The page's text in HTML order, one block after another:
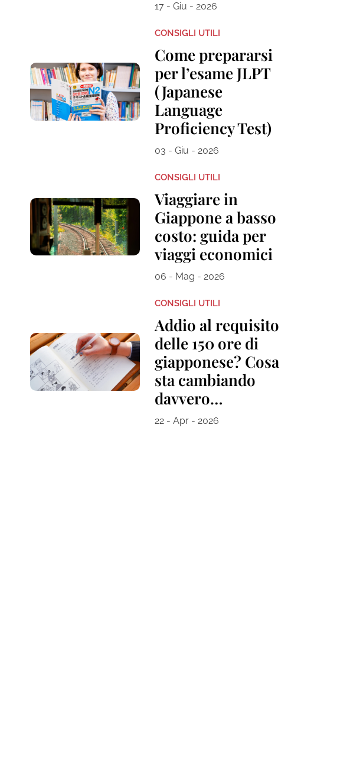
17 - Giu - 2026
CONSIGLI UTILI
Come prepararsi
per l’esame JLPT
(Japanese
Language
Proficiency Test)
03 - Giu - 2026
CONSIGLI UTILI
Viaggiare in
Giappone a basso
costo: guida per
viaggi economici
06 - Mag - 2026
CONSIGLI UTILI
Addio al requisito
delle 150 ore di
giapponese? Cosa
sta cambiando
davvero…
22 - Apr - 2026